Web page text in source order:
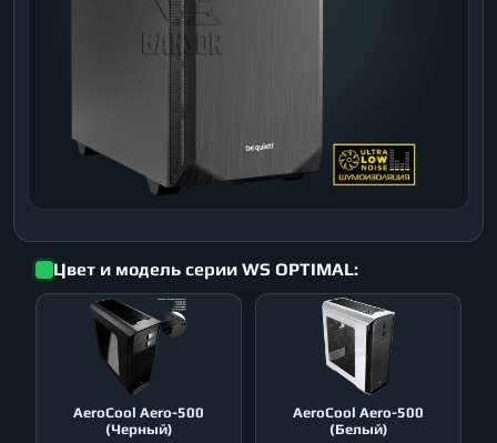
Цвет и модель серии WS OPTIMAL:
AeroСool Aero-500
(Черный)
AeroСool Aero-500
(Белый)